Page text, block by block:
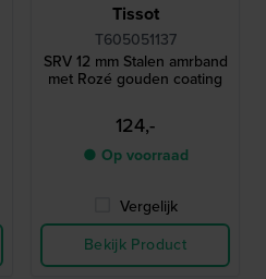
Tissot
T605051137
SRV 12 mm Stalen amrband
met Rozé gouden coating
124,-
● Op voorraad
Vergelijk
Bekijk Product